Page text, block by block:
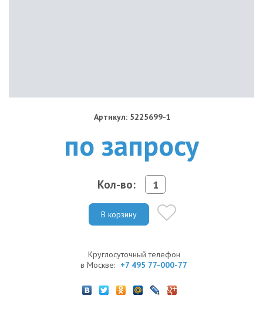
Артикул: 5225699-1
по запросу
Кол-во:
В корзину
Круглосуточный телефон
в Москве: +7 495 77-000-77